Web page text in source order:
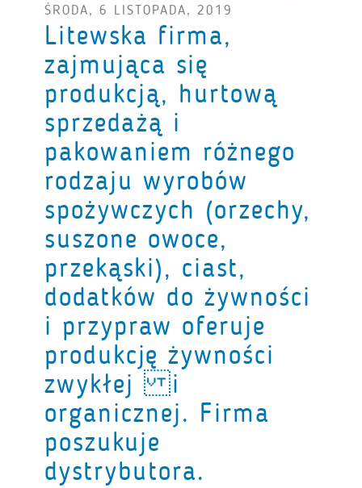
ŚRODA, 6 LISTOPADA, 2019
Litewska firma,
zajmująca się
produkcją, hurtową
sprzedażą i
pakowaniem różnego
rodzaju wyrobów
spożywczych (orzechy,
suszone owoce,
przekąski), ciast,
dodatków do żywności
i przypraw oferuje
produkcję żywności
zwykłej i
organicznej. Firma
poszukuje
dystrybutora.